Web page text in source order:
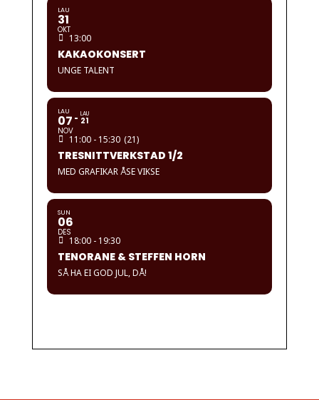
LAU
31
OKT
13:00
KAKAOKONSERT
UNGE TALENT
LAU
07
NOV
LAU
21
11:00 - 15:30 (21)
TRESNITTVERKSTAD 1/2
MED GRAFIKAR ÅSE VIKSE
SUN
06
DES
18:00 - 19:30
TENORANE & STEFFEN HORN
SÅ HA EI GOD JUL, DÅ!